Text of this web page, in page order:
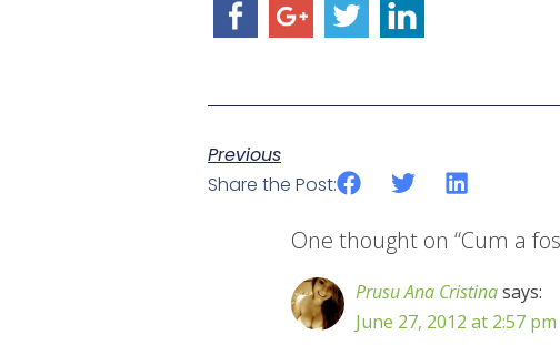
Previous
Share the Post:
One thought on “Cum a
Prusu Ana Cristinasays:
June 27, 2012 at 2:57 pm